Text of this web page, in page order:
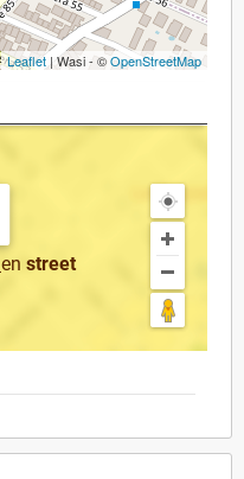
Leaflet| Wasi - ©OpenStreetMap
en street